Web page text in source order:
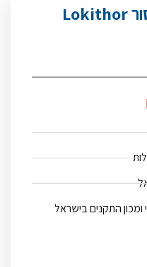
בוסטר משולב קומפרסור Lokithor
התקנים בישראל